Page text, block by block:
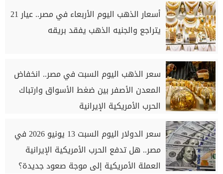
أسعار الذهب اليوم الأربعاء في مصر.. عيار 21
يتراجع والجنيه الذهب يفقد بريقه
سعر الذهب اليوم السبت في مصر.. انخفاض
المعدن الأصفر بين ضغط الأسواق وارتباك
الحرب الأمريكية الإيرانية
سعر الدولار اليوم السبت 13 يونيو 2026 في
مصر.. هل تدفع الحرب الأمريكية الإيرانية
العملة الأمريكية إلى موجة صعود جديدة؟